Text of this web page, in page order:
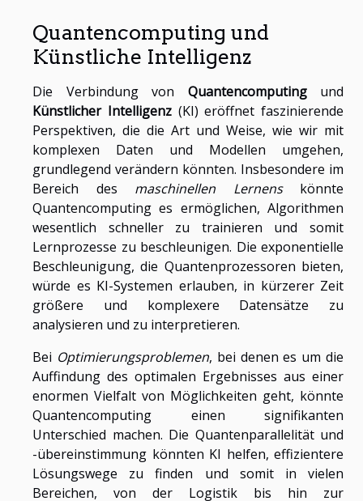
Quantencomputing und
Künstliche Intelligenz
Die Verbindung von Quantencomputingund
Künstlicher Intelligenz(KI) eröffnet faszinierende
Perspektiven, die die Art und Weise, wie wir mit
komplexen Daten und Modellen umgehen,
grundlegend verändern könnten. Insbesondere im
Bereich des maschinellen Lernenskönnte
Quantencomputing es ermöglichen, Algorithmen
wesentlich schneller zu trainieren und somit
Lernprozesse zu beschleunigen. Die exponentielle
Beschleunigung, die Quantenprozessoren bieten,
würde es KI-Systemen erlauben, in kürzerer Zeit
größere und komplexere Datensätze zu
analysieren und zu interpretieren.
Bei Optimierungsproblemen, bei denen es um die
Auffindung des optimalen Ergebnisses aus einer
enormen Vielfalt von Möglichkeiten geht, könnte
Quantencomputing einen signifikanten
Unterschied machen. Die Quantenparallelität und
-übereinstimmung könnten KI helfen, effizientere
Lösungswege zu finden und somit in vielen
Bereichen, von der Logistik bis hin zur